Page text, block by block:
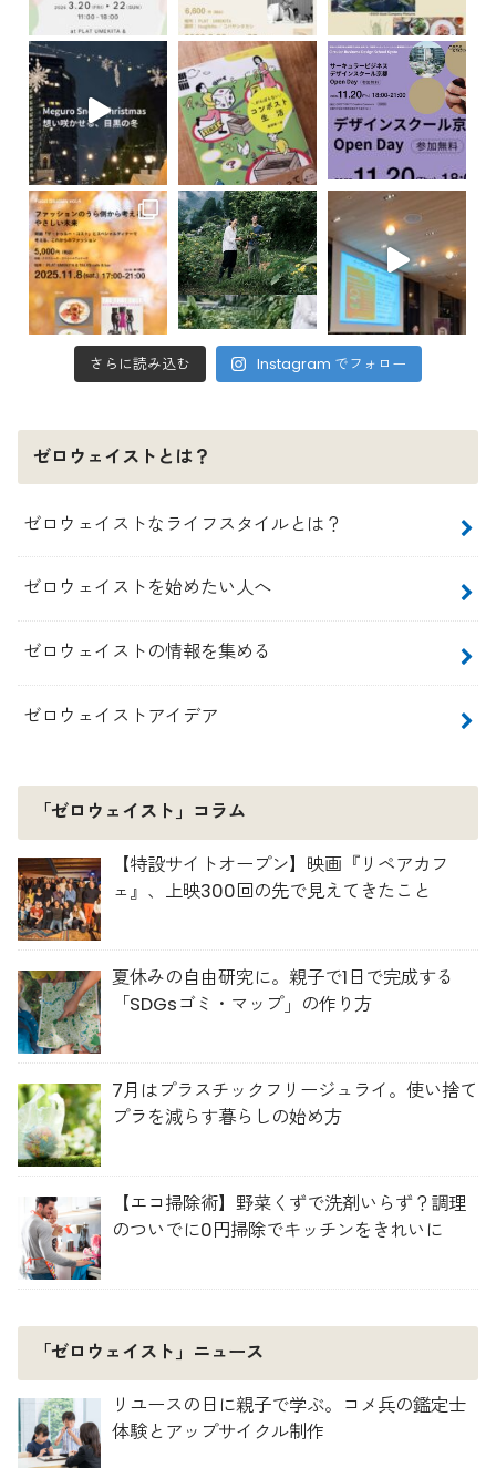
さらに読み込む Instagram でフォロー
ゼロウェイストとは？
ゼロウェイストなライフスタイルとは？
ゼロウェイストを始めたい人へ
ゼロウェイストの情報を集める
ゼロウェイストアイデア
「ゼロウェイスト」コラム
【特設サイトオープン】映画『リペアカフ
ェ』、上映300回の先で見えてきたこと
夏休みの自由研究に。親子で1日で完成する
「SDGsゴミ・マップ」の作り方
7月はプラスチックフリージュライ。使い捨て
プラを減らす暮らしの始め方
【エコ掃除術】野菜くずで洗剤いらず？調理
のついでに0円掃除でキッチンをきれいに
「ゼロウェイスト」ニュース
リユースの日に親子で学ぶ。コメ兵の鑑定士
体験とアップサイクル制作